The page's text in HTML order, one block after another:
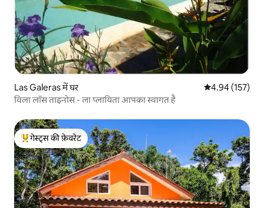
Las Galeras में घर औसत रेटिंग 5 में से
4.94 (157)
विला लॉस ताइनोस - ला प्लायिता आपका स्वागत है
गेस्ट्स का टॉप फ़ेवरेट
गेस्ट्स की फ़ेवरेट